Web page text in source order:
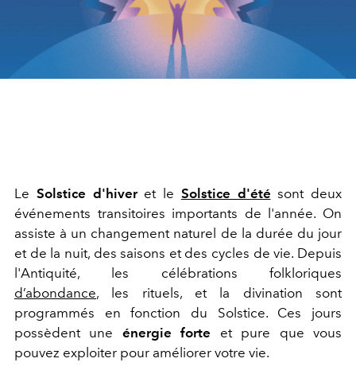
Le Solstice d'hiveret le Solstice d'été sont deux
événements transitoires importants de l'année. On
assiste à un changement naturel de la durée du jour
et de la nuit, des saisons et des cycles de vie. Depuis
l'Antiquité, les célébrations folkloriques
d’abondance, les rituels, et la divination sont
programmés en fonction du Solstice. Ces jours
possèdent une énergie forte et pure que vous
pouvez exploiter pour améliorer votre vie.